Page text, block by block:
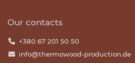
Our contacts
+380 67 201 50 50
info@thermowood-production.de